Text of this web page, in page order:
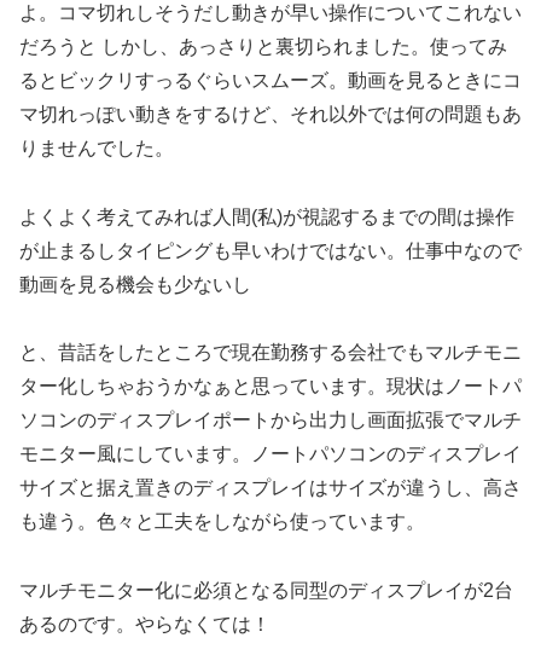
よ。コマ切れしそうだし動きが早い操作についてこれない
だろうと しかし、あっさりと裏切られました。使ってみ
るとビックリすっるぐらいスムーズ。動画を見るときにコ
マ切れっぽい動きをするけど、それ以外では何の問題もあ
りませんでした。
よくよく考えてみれば人間(私)が視認するまでの間は操作
が止まるしタイピングも早いわけではない。仕事中なので
動画を見る機会も少ないし
と、昔話をしたところで現在勤務する会社でもマルチモニ
ター化しちゃおうかなぁと思っています。現状はノートパ
ソコンのディスプレイポートから出力し画面拡張でマルチ
モニター風にしています。ノートパソコンのディスプレイ
サイズと据え置きのディスプレイはサイズが違うし、高さ
も違う。色々と工夫をしながら使っています。
マルチモニター化に必須となる同型のディスプレイが2台
あるのです。やらなくては！